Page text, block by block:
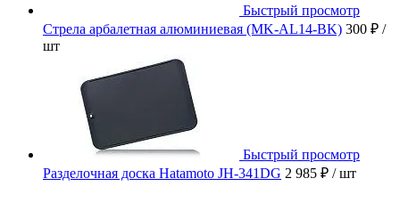
Быстрый просмотр
Стрела арбалетная алюминиевая (MK-AL14-BK) 300 ₽ /
шт
Быстрый просмотр
Разделочная доска Hatamoto JH-341DG 2 985 ₽ / шт